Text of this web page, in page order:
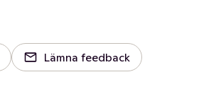
Lämna feedback